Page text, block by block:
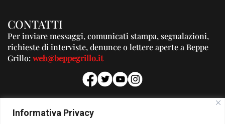
Informativa Privacy
CONTATTI
Per inviare messaggi, comunicati stampa, segnalazioni,
richieste di interviste, denunce o lettere aperte a Beppe
Grillo:web@beppegrillo.it
PUBBLICITA'
Per la tua pubblicità su questo Blog: